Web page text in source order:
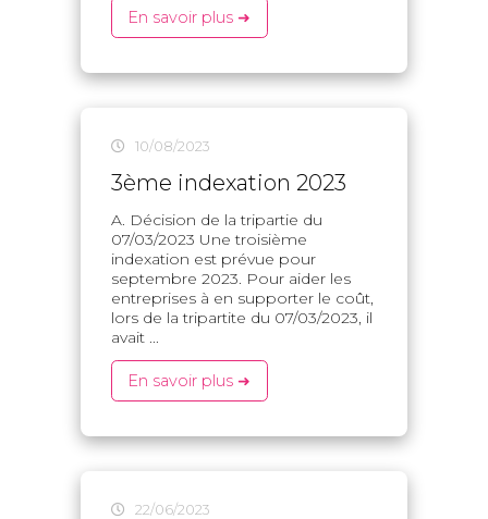
En savoir plus ➜
10/08/2023
3ème indexation 2023
A. Décision de la tripartie du
07/03/2023 Une troisième
indexation est prévue pour
septembre 2023. Pour aider les
entreprises à en supporter le coût,
lors de la tripartite du 07/03/2023, il
avait ...
En savoir plus ➜
22/06/2023